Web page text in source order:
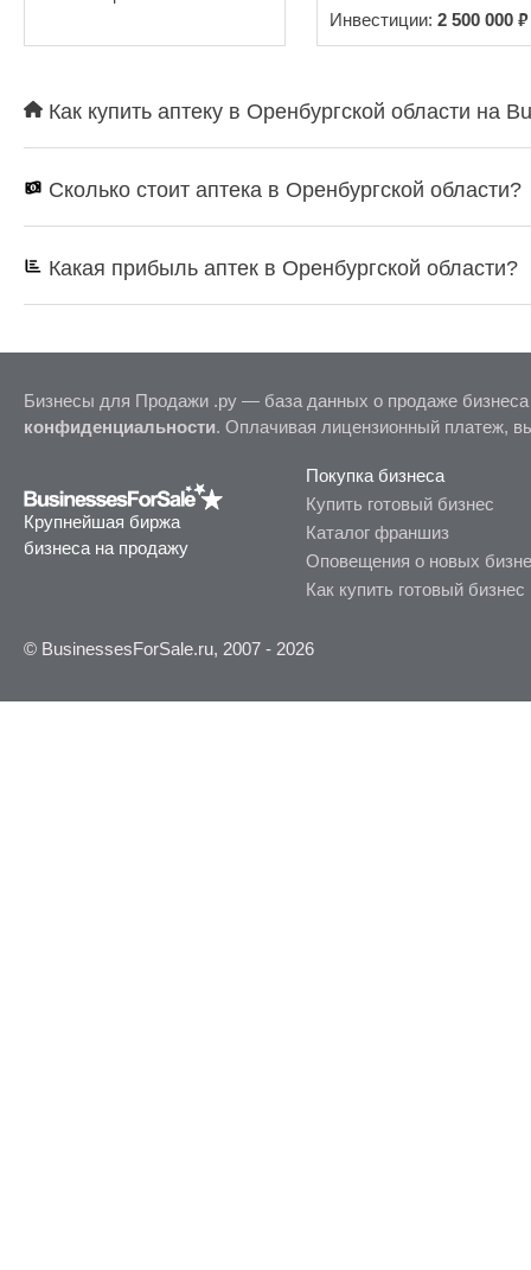
Инвестиции: 2 500 000 ₽
Как купить аптеку в Оренбургской области на
Сколько стоит аптека в Оренбургской области?
Какая прибыль аптек в Оренбургской области?
Бизнесы для Продажи .ру — база данных о продаже
конфиденциальности. Оплачивая лицензионный платеж,
Крупнейшая биржа
бизнеса на продажу
Покупка бизнеса
Купить готовый бизнес
Каталог франшиз
Оповещения о новых
Как купить готовый бизнес
© BusinessesForSale.ru, 2007 - 2026